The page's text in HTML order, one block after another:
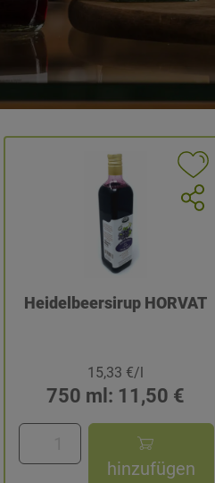
Heidelbeersirup HORVAT
15,33 €/l
750 ml: 11,50 €
hinzufügen